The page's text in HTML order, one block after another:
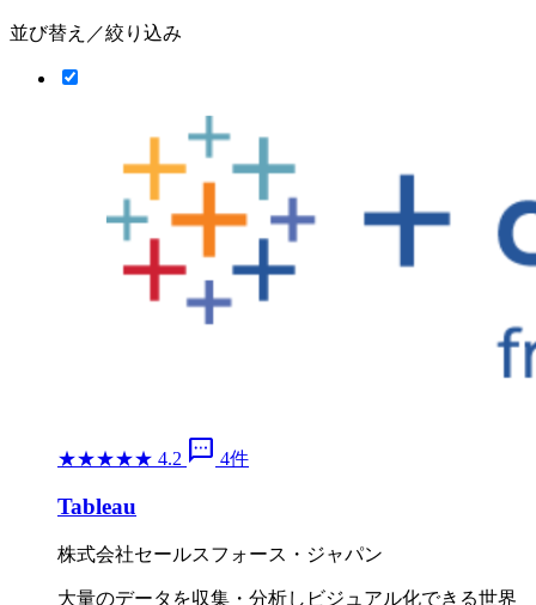
並び替え／絞り込み
★★★★★ 4.2 sms 4件
Tableau
株式会社セールスフォース・ジャパン
大量のデータを収集・分析しビジュアル化できる世界